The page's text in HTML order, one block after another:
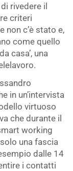
rivedere il
criteri
non c’è stato e,
come quello
casa’, una
in un’intervista
virtuoso
che durante il
working
una fascia
dalle 14
i contatti